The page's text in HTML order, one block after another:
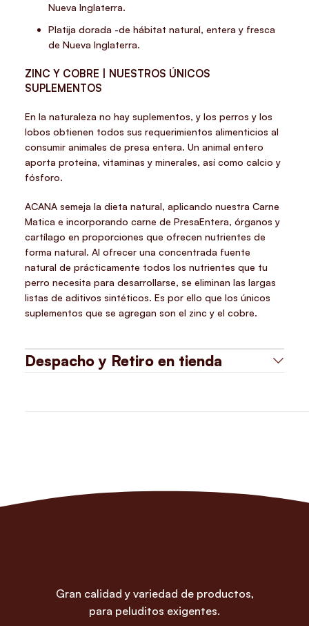
Nueva Inglaterra.
Platija dorada -de hábitat natural, entera y fresca
de Nueva Inglaterra.
ZINC Y COBRE | NUESTROS ÚNICOS
SUPLEMENTOS
En la naturaleza no hay suplementos, y los perros y los
lobos obtienen todos sus requerimientos alimenticios al
consumir animales de presa entera. Un animal entero
aporta proteína, vitaminas y minerales, así como calcio y
fósforo.
ACANA semeja la dieta natural, aplicando nuestra Carne
Matica e incorporando carne de PresaEntera, órganos y
cartílago en proporciones que ofrecen nutrientes de
forma natural. Al ofrecer una concentrada fuente
natural de prácticamente todos los nutrientes que tu
perro necesita para desarrollarse, se eliminan las largas
listas de aditivos sintéticos. Es por ello que los únicos
suplementos que se agregan son el zinc y el cobre.
Despacho y Retiro en tienda
Gran calidad y variedad de productos,
para peluditos exigentes.